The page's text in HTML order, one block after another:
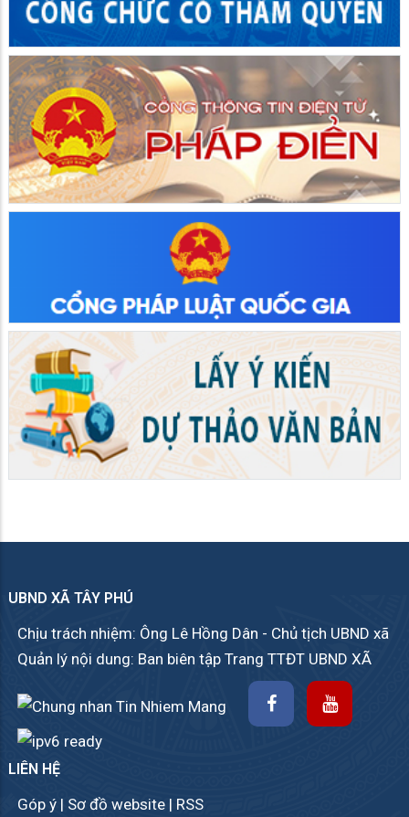
UBND XÃ TÂY PHÚ
Chịu trách nhiệm: Ông Lê Hồng Dân - Chủ tịch UBND xã
Quản lý nội dung: Ban biên tập Trang TTĐT UBND XÃ
LIÊN HỆ
Góp ý | Sơ đồ website | RSS